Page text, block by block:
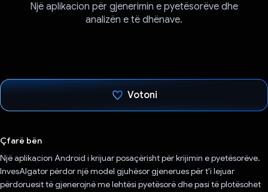
Një aplikacion për gjenerimin e pyetësorëve dhe
analizën e të dhënave.
Votoni
Çfarë bën
Një aplikacion Android i krijuar posaçërisht për krijimin e pyetësorëve.
InvesAIgator përdor një model gjuhësor gjenerues për t'i lejuar
përdoruesit të gjenerojnë me lehtësi pyetësorë dhe pasi të plotësohet